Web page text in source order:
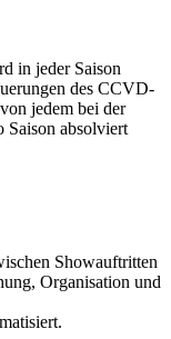
in jeder Saison
des CCVD-
jedem bei der
Saison absolviert
Showauftritten
Organisation und